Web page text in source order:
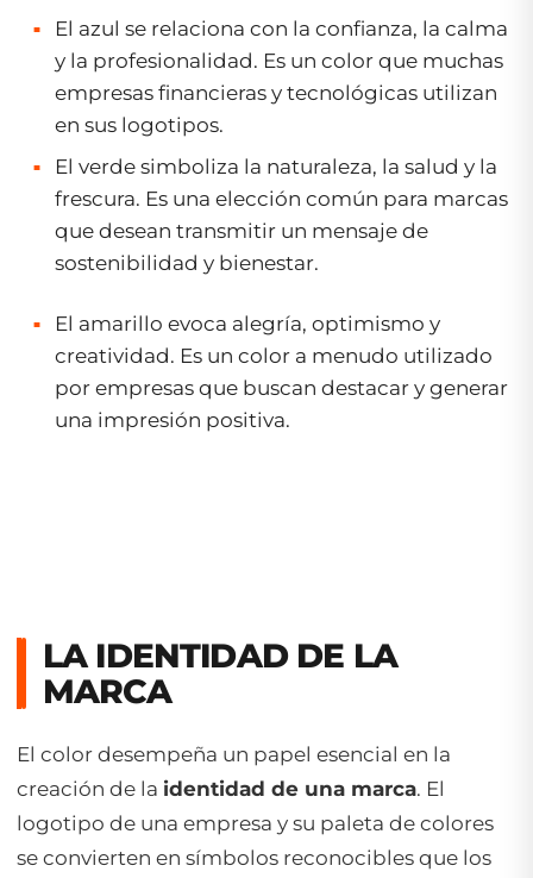
El azul se relaciona con la confianza, la calma
y la profesionalidad. Es un color que muchas
empresas financieras y tecnológicas utilizan
en sus logotipos.
El verde simboliza la naturaleza, la salud y la
frescura. Es una elección común para marcas
que desean transmitir un mensaje de
sostenibilidad y bienestar.
El amarillo evoca alegría, optimismo y
creatividad. Es un color a menudo utilizado
por empresas que buscan destacar y generar
una impresión positiva.
LA IDENTIDAD DE LA
MARCA
El color desempeña un papel esencial en la
creación de la identidad de una marca. El
logotipo de una empresa y su paleta de colores
se convierten en símbolos reconocibles que los